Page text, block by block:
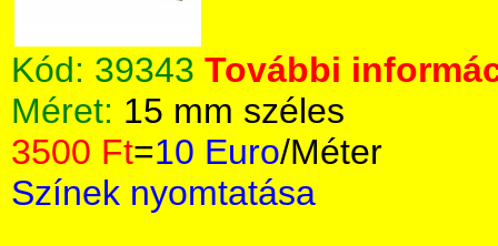
Kód: 39343 További
Méret: 15 mm széles
3500 Ft=10 Euro/Méter
Színek nyomtatása